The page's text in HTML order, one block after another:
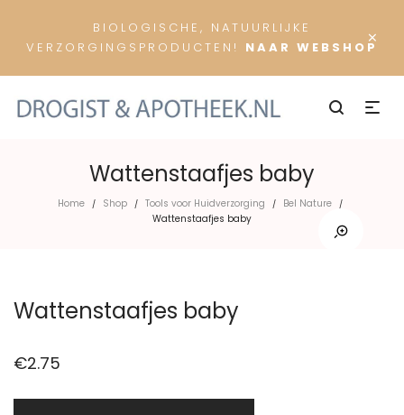
×
BIOLOGISCHE, NATUURLIJKE
VERZORGINGSPRODUCTEN! NAAR WEBSHOP
Wattenstaafjes baby
Home / Shop / Tools voor Huidverzorging / Bel Nature /
Wattenstaafjes baby
Wattenstaafjes baby
€2.75